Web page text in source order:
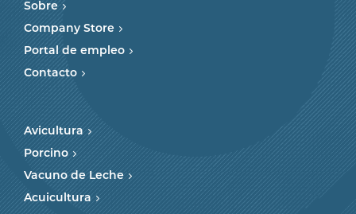
Sobre
Company Store
Portal de empleo
Contacto
Avicultura
Porcino
Vacuno de Leche
Acuicultura